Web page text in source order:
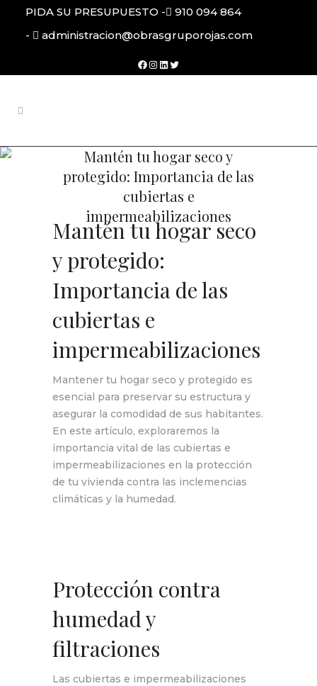
PIDA SU PRESUPUESTO -
910 094 864
-
administracion@obrasgruporojas.com
Facebook
Instagram
LinkedIn
Twitter
Mantén tu hogar seco y
protegido: Importancia de las
cubiertas e
impermeabilizaciones
Mantén tu hogar seco
y protegido:
Importancia de las
cubiertas e
impermeabilizaciones
Mantener tu hogar seco y protegido es
esencial para preservar su estructura y
asegurar la comodidad de sus habitantes.
En este artículo, exploraremos la
importancia vital de las cubiertas e
impermeabilizaciones en la protección
de tu vivienda contra las inclemencias
climáticas y la humedad.
Protección contra
humedad y
filtraciones
Las cubiertas e impermeabilizaciones